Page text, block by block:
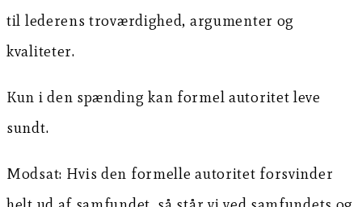
til lederens troværdighed, argumenter og
kvaliteter.
Kun i den spænding kan formel autoritet leve
sundt.
Modsat: Hvis den formelle autoritet forsvinder